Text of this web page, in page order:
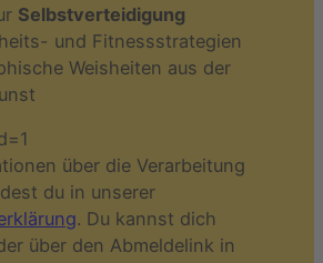
Selbstverteidigung
und Fitnessstrategien
Weisheiten aus der
über die Verarbeitung
du in unserer
. Du kannst dich
über den Abmeldelink in